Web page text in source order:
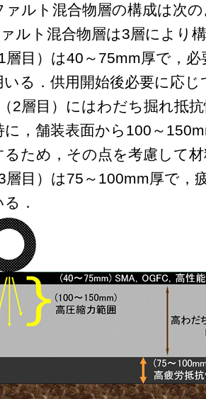
ルト混合物層の構成は次
ルト混合物層は3層により
層目）は40～75mm厚で，
いる．供用開始後必要に応
2層目）にはわだち掘れ抵
に，舗装表面から100～
るため，その点を考慮して
層目）は75～100mm厚で，
．